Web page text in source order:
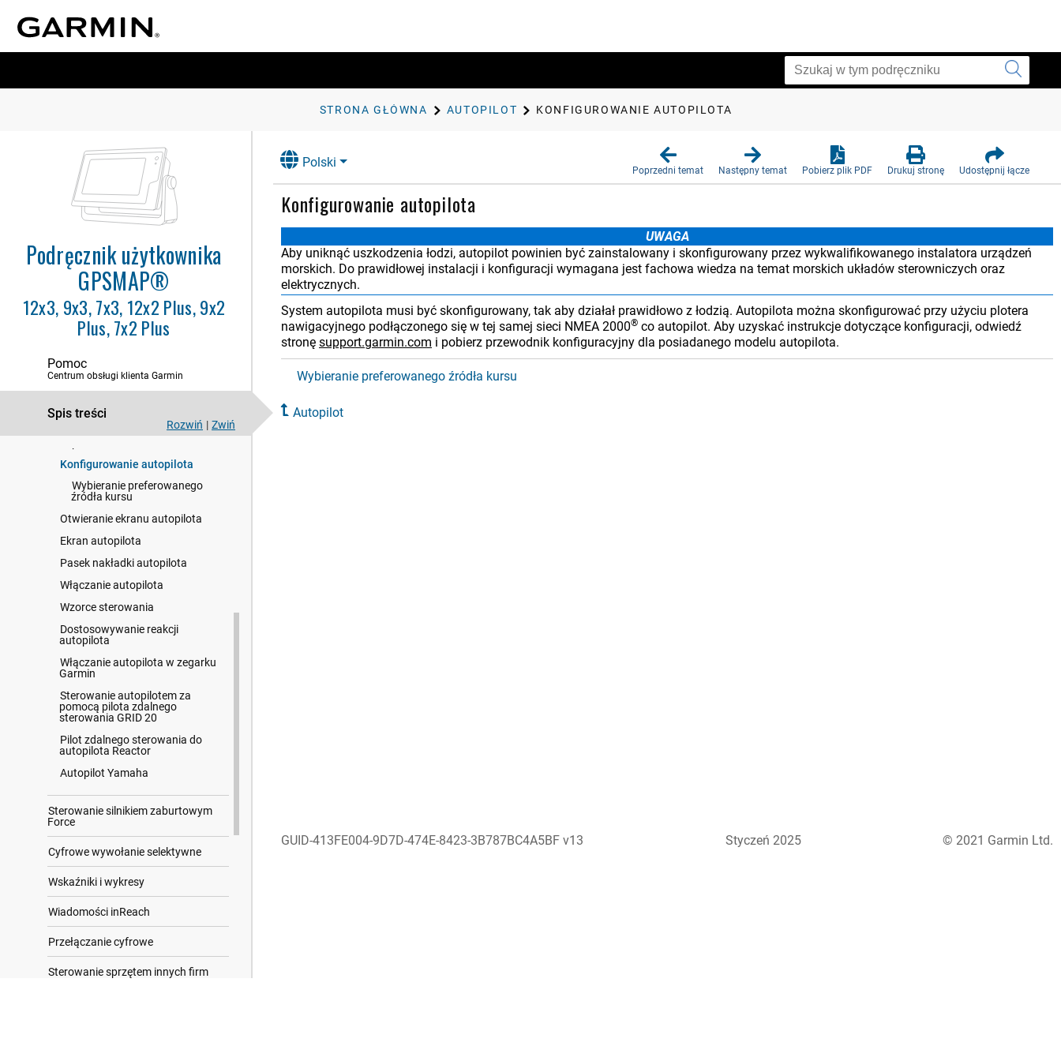
STRONA GŁÓWNA AUTOPILOT KONFIGUROWANIE AUTOPILOTA
Podręcznik użytkownika
GPSMAP®
12x3, 9x3, 7x3, 12x2 Plus, 9x2
Plus, 7x2 Plus
Pomoc
Centrum obsługi klienta Garmin
Spis treści
Rozwiń | Zwiń
Aplikacja ActiveCaptain
Komunikacja z urządzeniami
bezprzewodowymi
Garmin Quickdraw Contours —
Nawigacja z użyciem plotera
nawigacyjnego
Echosonda Fishfinder
Radar
Konfigurowanie autopilota
Wybieranie preferowanego
źródła kursu
Otwieranie ekranu autopilota
Ekran autopilota
Pasek nakładki autopilota
Włączanie autopilota
Wzorce sterowania
Dostosowywanie reakcji
autopilota
Włączanie autopilota w zegarku
Garmin
Sterowanie autopilotem za
pomocą pilota zdalnego
sterowania GRID 20
Pilot zdalnego sterowania do
autopilota Reactor
Autopilot Yamaha
Sterowanie silnikiem zaburtowym
Force
Cyfrowe wywołanie selektywne
Wskaźniki i wykresy
Wiadomości inReach
Przełączanie cyfrowe
Sterowanie sprzętem innych firm
Polski
Poprzedni temat Następny temat Pobierz plik PDF Drukuj stronę Udostępnij łącze
Konfigurowanie autopilota
UWAGA
Aby uniknąć uszkodzenia łodzi, autopilot powinien być zainstalowany i skonfigurowany przez wykwalifikowanego instalatora urządzeń
morskich. Do prawidłowej instalacji i konfiguracji wymagana jest fachowa wiedza na temat morskich układów sterowniczych oraz
elektrycznych.
System autopilota musi być skonfigurowany, tak aby działał prawidłowo z łodzią. Autopilota można skonfigurować przy użyciu plotera
nawigacyjnego podłączonego się w tej samej sieci NMEA 2000® co autopilot. Aby uzyskać instrukcje dotyczące konfiguracji, odwiedź
stronę support.garmin.com i pobierz przewodnik konfiguracyjny dla posiadanego modelu autopilota.
Wybieranie preferowanego źródła kursu
Autopilot
GUID-413FE004-9D7D-474E-8423-3B787BC4A5BF v13 Styczeń 2025 © 2021 Garmin Ltd.